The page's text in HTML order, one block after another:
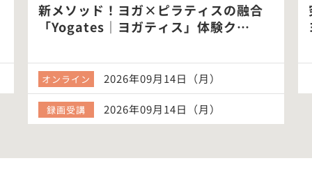
新メソッド！ヨガ×ピラティスの融合
「Yogates｜ヨガティス」体験ク…
オンライン 2026年09月14日（月）
録画受講 2026年09月14日（月）